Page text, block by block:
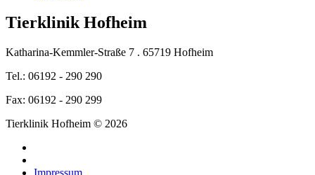
Tierklinik Hofheim
Katharina-Kemmler-Straße 7 . 65719 Hofheim
Tel.: 06192 - 290 290
Fax: 06192 - 290 299
Tierklinik Hofheim © 2026